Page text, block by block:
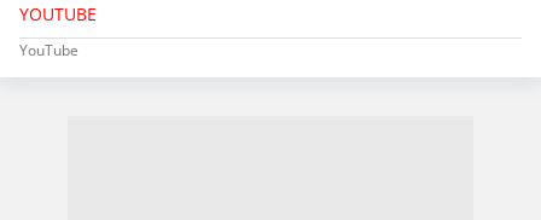
YOUTUBE
YouTube